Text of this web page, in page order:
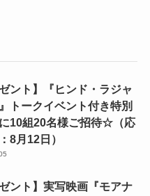
ゼント】『ヒンド・ラジャ
トークイベント付き特別
10組20名様ご招待☆（応
8月12日）
ゼント】実写映画『モアナ